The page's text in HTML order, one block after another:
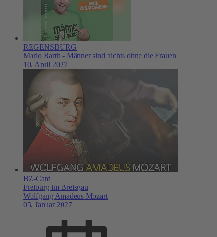
REGENSBURG
Mario Barth - Männer sind nichts ohne die Frauen
10. April 2027
BZ-Card
Freiburg im Breisgau
Wolfgang Amadeus Mozart
05. Januar 2027